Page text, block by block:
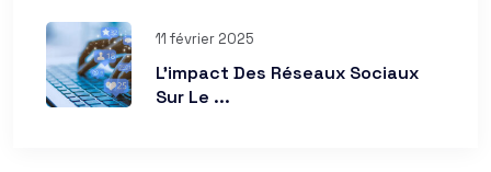
11 février 2025
L’impact Des Réseaux Sociaux
Sur Le ...